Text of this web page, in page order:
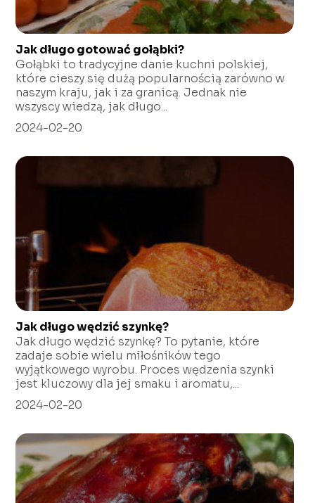
Jak długo gotować gołąbki?
Gołąbki to tradycyjne danie kuchni polskiej,
które cieszy się dużą popularnością zarówno w
naszym kraju, jak i za granicą. Jednak nie
wszyscy wiedzą, jak długo...
2024-02-20
Jak długo wędzić szynkę?
Jak długo wędzić szynkę? To pytanie, które
zadaje sobie wielu miłośników tego
wyjątkowego wyrobu. Proces wędzenia szynki
jest kluczowy dla jej smaku i aromatu,...
2024-02-20